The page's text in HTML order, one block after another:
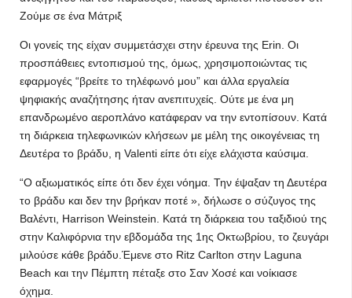
Ζούμε σε ένα Μάτριξ
Οι γονείς της είχαν συμμετάσχει στην έρευνα της Erin. Οι
προσπάθειες εντοπισμού της, όμως, χρησιμοποιώντας τις
εφαρμογές “βρείτε το τηλέφωνό μου” και άλλα εργαλεία
ψηφιακής αναζήτησης ήταν ανεπιτυχείς. Ούτε με ένα μη
επανδρωμένο αεροπλάνο κατάφεραν να την εντοπίσουν. Κατά
τη διάρκεια τηλεφωνικών κλήσεων με μέλη της οικογένειας τη
Δευτέρα το βράδυ, η Valenti είπε ότι είχε ελάχιστα καύσιμα.
“Ο αξιωματικός είπε ότι δεν έχει νόημα. Την έψαξαν τη Δευτέρα
το βράδυ και δεν την βρήκαν ποτέ », δήλωσε ο σύζυγος της
Βαλέντι, Harrison Weinstein. Κατά τη διάρκεια του ταξιδιού της
στην Καλιφόρνια την εβδομάδα της 1ης Οκτωβρίου, το ζευγάρι
μιλούσε κάθε βράδυ.Έμενε στο Ritz Carlton στην Laguna
Beach και την Πέμπτη πέταξε στο Σαν Χοσέ και νοίκιασε
όχημα.